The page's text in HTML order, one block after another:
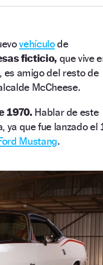
vehículode
ficticio, que vive
es amigo del resto de
McCheese.
1970. Hablar de este
ya que fue lanzado el
Mustang.